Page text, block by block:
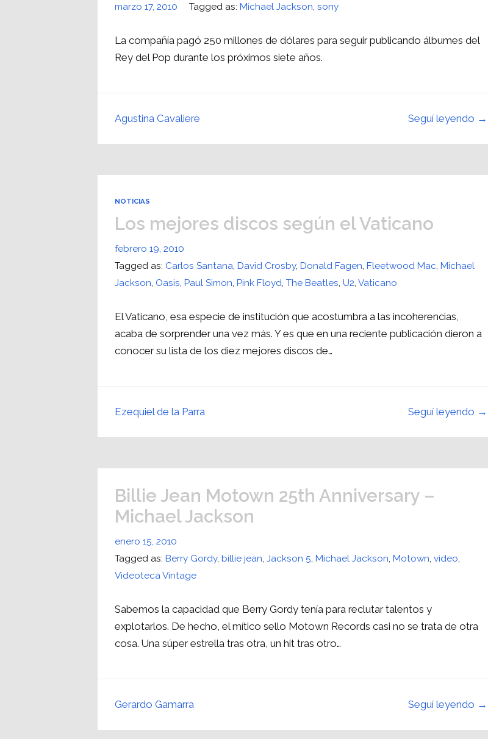
marzo 17, 2010 Tagged as:Michael Jackson,sony
La compañía pagó 250 millones de dólares para seguir publicando álbumes del
Rey del Pop durante los próximos siete años.
Seguí leyendo →
Agustina Cavaliere
NOTICIAS
Los mejores discos según el Vaticano
febrero 19, 2010
Tagged as: Carlos Santana,David Crosby,Donald Fagen,Fleetwood Mac,Michael
Jackson, Oasis,Paul Simon,Pink Floyd,The Beatles,U2,Vaticano
El Vaticano, esa especie de institución que acostumbra a las incoherencias,
acaba de sorprender una vez más. Y es que en una reciente publicación dieron a
conocer su lista de los diez mejores discos de…
Seguí leyendo →
Ezequiel de la Parra
Billie Jean Motown 25th Anniversary –
Michael Jackson
enero 15, 2010
Tagged as:Berry Gordy,billie jean,Jackson 5,Michael Jackson,Motown,video,
Videoteca Vintage
Sabemos la capacidad que Berry Gordy tenía para reclutar talentos y
explotarlos. De hecho, el mítico sello Motown Records casi no se trata de otra
cosa. Una súper estrella tras otra, un hit tras otro…
Seguí leyendo →
Gerardo Gamarra